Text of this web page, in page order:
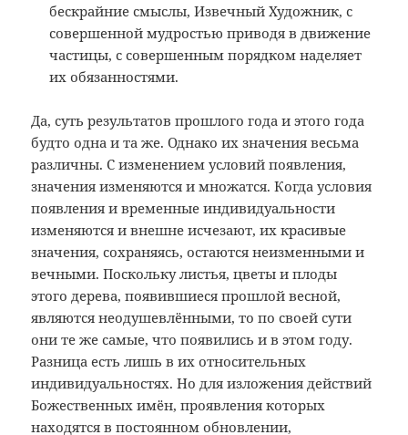
бескрайние смыслы, Извечный Художник, с
совершенной мудростью приводя в движение
частицы, с совершенным порядком наделяет
их обязанностями.
Да, суть результатов прошлого года и этого года
будто одна и та же. Однако их значения весьма
различны. С изменением условий появления,
значения изменяются и множатся. Когда условия
появления и временные индивидуальности
изменяются и внешне исчезают, их красивые
значения, сохраняясь, остаются неизменными и
вечными. Поскольку листья, цветы и плоды
этого дерева, появившиеся прошлой весной,
являются неодушевлёнными, то по своей сути
они те же самые, что появились и в этом году.
Разница есть лишь в их относительных
индивидуальностях. Но для изложения действий
Божественных имён, проявления которых
находятся в постоянном обновлении,